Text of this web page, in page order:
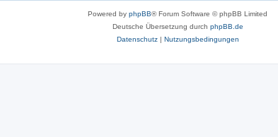
Powered by phpBB® Forum Software © phpBB Limited
Deutsche Übersetzung durch phpBB.de
Datenschutz| Nutzungsbedingungen